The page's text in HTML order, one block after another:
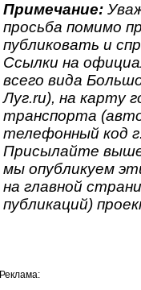
Примечание:
просьба помимо
публиковать и
Ссылки на
всего вида
Луг.ru), на карту
транспорта
телефонный код
Присылайте
мы опубликуем
на главной
публикаций)
Реклама: